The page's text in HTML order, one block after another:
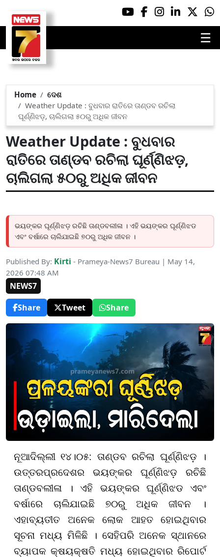
☰
Home
ଦେଶ
Weather Update : ବୁଧବାର ରାତିରେ ତାଣ୍ଡବ ରଚିଲା
ଘୂର୍ଣ୍ଣିଝଡ଼, ଚାଲିଗଲା ୫୦ରୁ ଅଧିକ ଜୀବନ
Weather Update : ବୁଧବାର
ରାତିରେ ତାଣ୍ଡବ ରଚିଲା ଘୂର୍ଣ୍ଣିଝଡ଼,
ଚାଲିଗଲା ୫୦ରୁ ଅଧିକ ଜୀବନ
ଭୟଙ୍କର ଘୂର୍ଣ୍ଣିଝଡ଼ ରଚିଛି ତାଣ୍ଡବଲୀଳା । ଏହି ଭୟଙ୍କର ଘୂର୍ଣ୍ଣିଝଡ
ଏବଂ ବର୍ଷାରେ ଚାଲିଯାଇଛି ୭୦ରୁ ଅଧିକ ଜୀବନ ।
Published By: Kirti - Prameya-News7 Bureau | May 14,
2026 07:48 AM
NEWS7
Share
Tweet Share
ନୂଆଦିଲ୍ଲୀ ୧୪।୦୫: ତାଣ୍ଡବ ରଚିଲା ଘୂର୍ଣ୍ଣିଝଡ଼ ।
ଉତ୍ତରପ୍ରଦେଶର ଭୟଙ୍କର ଘୂର୍ଣ୍ଣିଝଡ଼ ରଚିଛି
ତାଣ୍ଡବଲୀଳା । ଏହି ଭୟଙ୍କର ଘୂର୍ଣ୍ଣିଝଡ ଏବଂ
ବର୍ଷାରେ ଚାଲିଯାଇଛି ୭୦ରୁ ଅଧିକ ଜୀବନ ।
ଏହାବ୍ୟତୀତ ଅନେକ ଲୋକ ଆହତ ହୋଇଥିବାର
ସୂଚନା ମଧ୍ୟ ମିଳିଛି । ସେହିପରି ଅନେକ ସ୍ଥାନରେ
ବ୍ୟାପକ କ୍ଷୟକ୍ଷତି ମଧ୍ୟ ହୋଇଥିବାର ରିପୋର୍ଟ